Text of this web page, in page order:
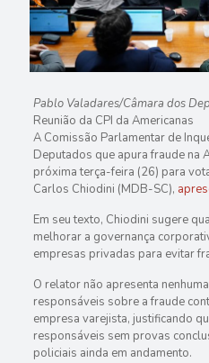
Pablo Valadares/Câmara dos
Reunião da CPI da Americanas
A Comissão Parlamentar de
Deputados que apura fraude na
próxima terça-feira (26) para
Carlos Chiodini (MDB-SC),
Em seu texto, Chiodini sugere
melhorar a governança
empresas privadas para evitar
O relator não apresenta
responsáveis sobre a fraude
empresa varejista, justificando
responsáveis sem provas
policiais ainda em andamento.